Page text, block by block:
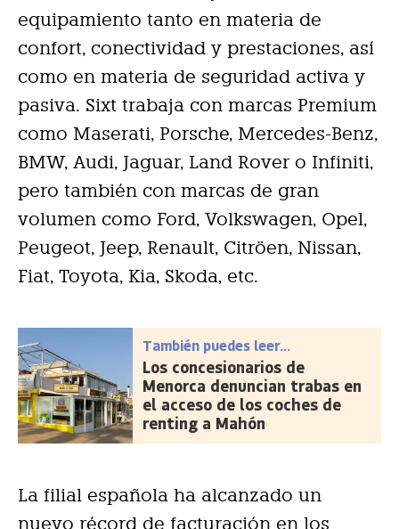
equipamiento tanto en materia de
confort, conectividad y prestaciones, así
como en materia de seguridad activa y
pasiva. Sixt trabaja con marcas Premium
como Maserati, Porsche, Mercedes-Benz,
BMW, Audi, Jaguar, Land Rover o Infiniti,
pero también con marcas de gran
volumen como Ford, Volkswagen, Opel,
Peugeot, Jeep, Renault, Citröen, Nissan,
Fiat, Toyota, Kia, Skoda, etc.
También puedes leer...
Los concesionarios de
Menorca denuncian trabas en
el acceso de los coches de
renting a Mahón
La filial española ha alcanzado un
nuevo récord de facturación en los